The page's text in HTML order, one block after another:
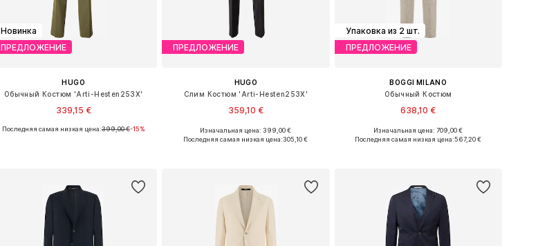
Новинка
ПРЕДЛОЖЕНИЕ
HUGO
Обычный Костюм 'Arti-Hesten253X'
339,15 €
Доступно множество размеров
Последняя самая низкая цена:399,00 €-15%
ПРЕДЛОЖЕНИЕ
HUGO
Слим Костюм 'Arti-Hesten253X'
359,10 €
Доступные размеры: 46, 48, 50, 52, 54, 56
Изначальная цена: 399,00 €
Последняя самая низкая цена:305,10 €
Упаковка из 2 шт.
ПРЕДЛОЖЕНИЕ
BOGGI MILANO
Обычный Костюм
638,10 €
Доступные размеры: 52
Изначальная цена: 709,00 €
Последняя самая низкая цена:567,20 €